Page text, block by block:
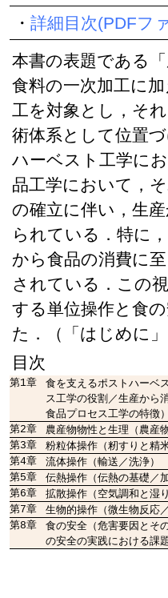
・ 詳細目次(PDFフ
本書の表題である
食料の一次加工に
工を対象とし，そ
術体系として位置
ハーベスト工学に
品工学において，
の確立に伴い，生
られている．特に
から食品の消費に
されている．この
する単位操作と食
た．（「はじめに
目次
第1章
食を支えるポストハーベ
ス工学の役割／生産から
食品プロセス工学の特徴
第2章
農産物物性と生理（農産
第3章
粉粒体操作（籾すりと精
第4章
流体操作（輸送／洗浄）
第5章
伝熱操作（伝熱の基礎／
第6章
拡散操作（空気調和と湿
第7章
生物的操作（微生物反応
第8章
食の安全（危害要因とそ
の安全の実践における課